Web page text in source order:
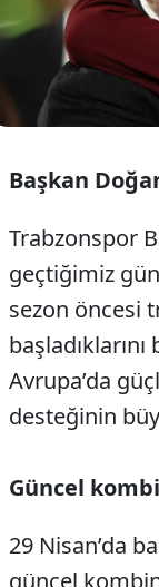
Başkan
Trabzonspor
geçtiğimiz
sezon öncesi
Avrupa’da
desteğinin
Güncel
29 Nisan’da